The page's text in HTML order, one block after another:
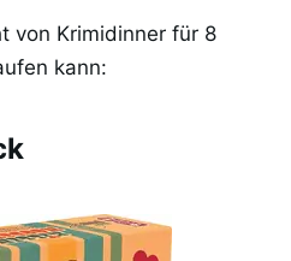
von Krimidinner für 8
kann: